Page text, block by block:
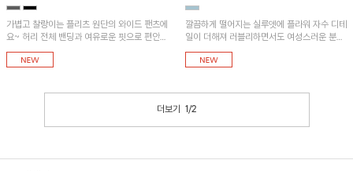
가볍고 찰랑이는 플리츠 원단의 와이드 팬츠에
요~ 허리 전체 밴딩과 여유로운 핏으로 편안한
착용감이에요! 썸머플리츠 밴딩셔링넥 블라우
스와 함께 코디하시는 걸 추천드려요~
깔끔하게 떨어지는 실루엣에 플라워 자수 디테
일이 더해져 러블리하면서도 여성스러운 분위
기를 연출해 줍니다. 데일리 하게 매치하기 좋
은 디자인으로 다양한 상의와 함께 스타일링하
더보기 1/2